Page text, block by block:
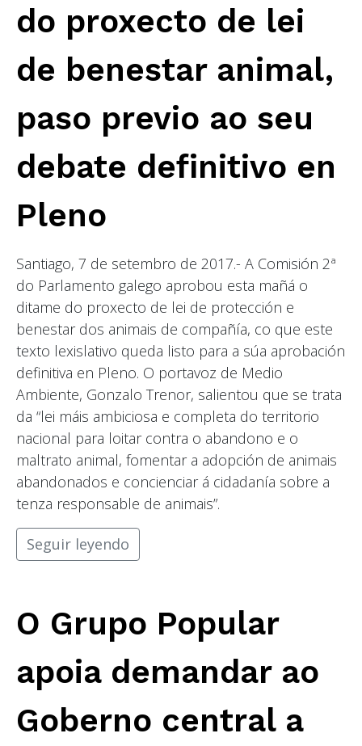
do proxecto de lei
de benestar animal,
paso previo ao seu
debate definitivo en
Pleno
Santiago, 7 de setembro de 2017.- A Comisión 2ª
do Parlamento galego aprobou esta mañá o
ditame do proxecto de lei de protección e
benestar dos animais de compañía, co que este
texto lexislativo queda listo para a súa aprobación
definitiva en Pleno. O portavoz de Medio
Ambiente, Gonzalo Trenor, salientou que se trata
da “lei máis ambiciosa e completa do territorio
nacional para loitar contra o abandono e o
maltrato animal, fomentar a adopción de animais
abandonados e concienciar á cidadanía sobre a
tenza responsable de animais”.
Seguir leyendo
O Grupo Popular
apoia demandar ao
Goberno central a